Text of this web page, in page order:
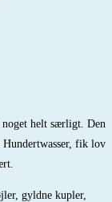
helt særligt. Den
Hundertwasser, fik lov
gyldne kupler,